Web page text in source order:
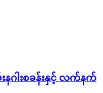
နဂါးစခန်းနှင့် လက်နက်